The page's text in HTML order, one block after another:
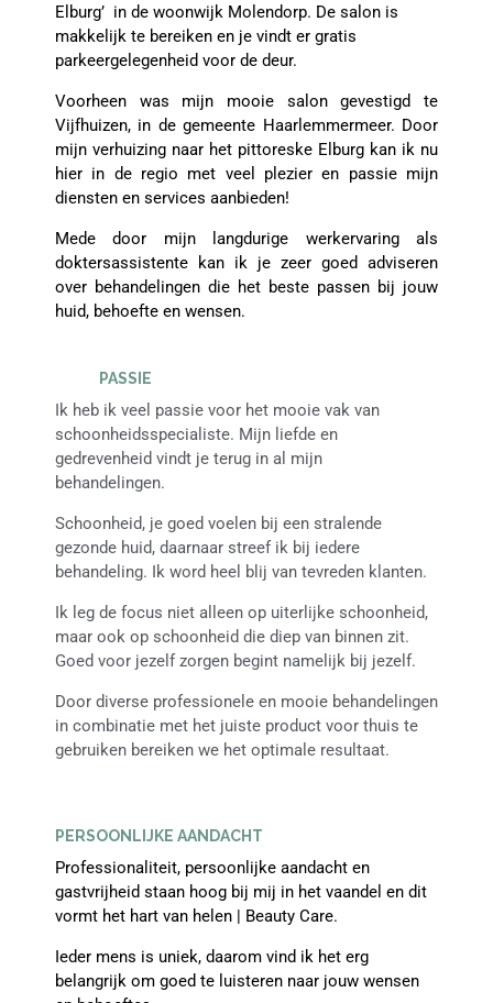
Elburg’ in de woonwijk Molendorp. De salon is
makkelijk te bereiken en je vindt er gratis
parkeergelegenheid voor de deur.
Voorheen was mijn mooie salon gevestigd te
Vijfhuizen, in de gemeente Haarlemmermeer. Door
mijn verhuizing naar het pittoreske Elburg kan ik nu
hier in de regio met veel plezier en passie mijn
diensten en services aanbieden!
Mede door mijn langdurige werkervaring als
doktersassistente kan ik je zeer goed adviseren
over behandelingen die het beste passen bij jouw
huid, behoefte en wensen.
PASSIE
Ik heb ik veel passie voor het mooie vak van
schoonheidsspecialiste. Mijn liefde en
gedrevenheid vindt je terug in al mijn
behandelingen.
Schoonheid, je goed voelen bij een stralende
gezonde huid, daarnaar streef ik bij iedere
behandeling. Ik word heel blij van tevreden klanten.
Ik leg de focus niet alleen op uiterlijke schoonheid,
maar ook op schoonheid die diep van binnen zit.
Goed voor jezelf zorgen begint namelijk bij jezelf.
Door diverse professionele en mooie behandelingen
in combinatie met het juiste product voor thuis te
gebruiken bereiken we het optimale resultaat.
PERSOONLIJKE AANDACHT
Professionaliteit, persoonlijke aandacht en
gastvrijheid staan hoog bij mij in het vaandel en dit
vormt het hart van helen | Beauty Care.
Ieder mens is uniek, daarom vind ik het erg
belangrijk om goed te luisteren naar jouw wensen